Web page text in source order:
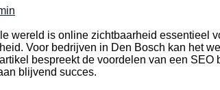
wereld is online zichtbaarheid essentieel
Voor bedrijven in Den Bosch kan het
bespreekt de voordelen van een
blijvend succes.